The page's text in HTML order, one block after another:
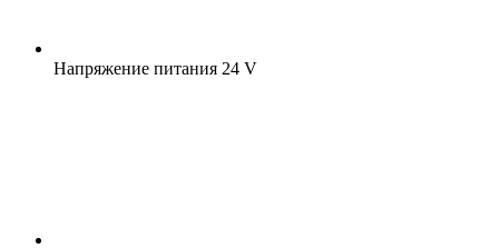
Напряжение питания 24 V